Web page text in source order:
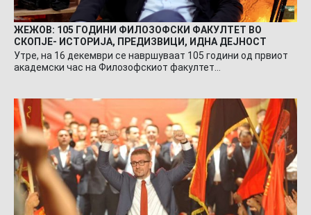
ЖЕЖОВ: 105 ГОДИНИ ФИЛОЗОФСКИ ФАКУЛТЕТ ВО
СКОПЈЕ- ИСТОРИЈА, ПРЕДИЗВИЦИ, ИДНА ДЕЈНОСТ
Утре, на 16 декември се навршуваат 105 години од првиот
академски час на Филозофскиот факултет…